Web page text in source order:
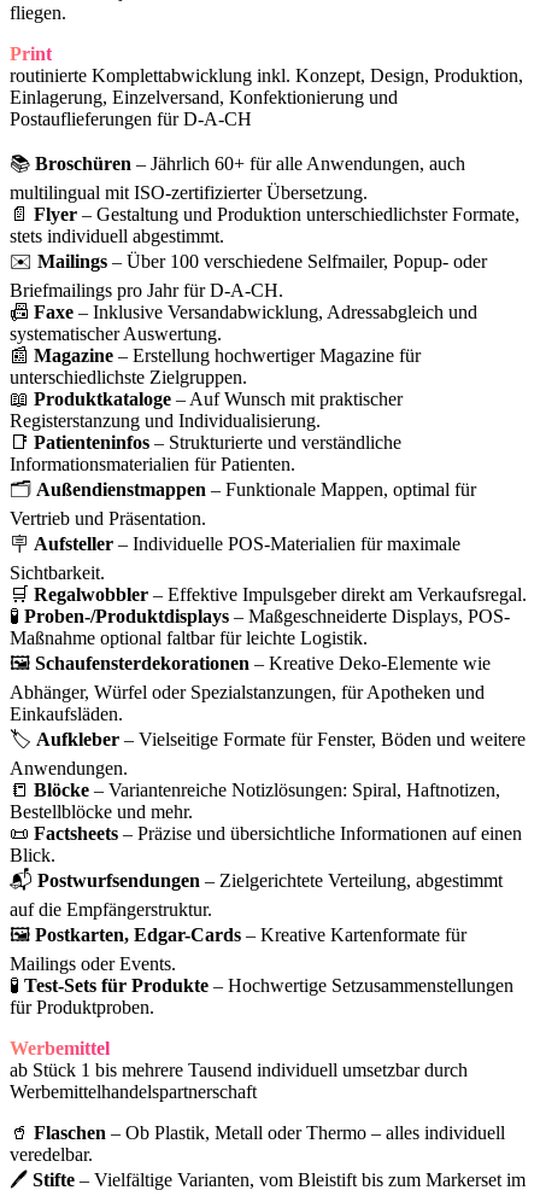
fliegen.
Print
routinierte Komplettabwicklung inkl. Konzept, Design, Produktion,
Einlagerung, Einzelversand, Konfektionierung und
Postauflieferungen für D-A-CH
📚 Broschüren – Jährlich 60+ für alle Anwendungen, auch
multilingual mit ISO-zertifizierter Übersetzung.
📄 Flyer – Gestaltung und Produktion unterschiedlichster Formate,
stets individuell abgestimmt.
✉️ Mailings – Über 100 verschiedene Selfmailer, Popup- oder
Briefmailings pro Jahr für D-A-CH.
📠 Faxe – Inklusive Versandabwicklung, Adressabgleich und
systematischer Auswertung.
📰 Magazine – Erstellung hochwertiger Magazine für
unterschiedlichste Zielgruppen.
📖 Produktkataloge – Auf Wunsch mit praktischer
Registerstanzung und Individualisierung.
📑 Patienteninfos – Strukturierte und verständliche
Informationsmaterialien für Patienten.
🗂️ Außendienstmappen – Funktionale Mappen, optimal für
Vertrieb und Präsentation.
🪧 Aufsteller – Individuelle POS-Materialien für maximale
Sichtbarkeit.
🛒 Regalwobbler – Effektive Impulsgeber direkt am Verkaufsregal.
🧪 Proben-/Produktdisplays – Maßgeschneiderte Displays, POS-
Maßnahme optional faltbar für leichte Logistik.
🖼️ Schaufensterdekorationen – Kreative Deko-Elemente wie
Abhänger, Würfel oder Spezialstanzungen, für Apotheken und
Einkaufsläden.
🏷️ Aufkleber – Vielseitige Formate für Fenster, Böden und weitere
Anwendungen.
📒 Blöcke – Variantenreiche Notizlösungen: Spiral, Haftnotizen,
Bestellblöcke und mehr.
📜 Factsheets – Präzise und übersichtliche Informationen auf einen
Blick.
📬 Postwurfsendungen – Zielgerichtete Verteilung, abgestimmt
auf die Empfängerstruktur.
🖼️️ Postkarten, Edgar-Cards – Kreative Kartenformate für
Mailings oder Events.
🧪 Test-Sets für Produkte – Hochwertige Setzusammenstellungen
für Produktproben.
Werbemittel
ab Stück 1 bis mehrere Tausend individuell umsetzbar durch
Werbemittelhandelspartnerschaft
🥤 Flaschen – Ob Plastik, Metall oder Thermo – alles individuell
veredelbar.
🖊️ Stifte – Vielfältige Varianten, vom Bleistift bis zum Markerset im